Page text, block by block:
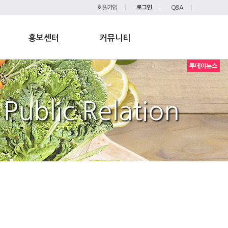
회원가입 로그인 Q&A
홍보센터 커뮤니티
Public Relation
투데이뉴스